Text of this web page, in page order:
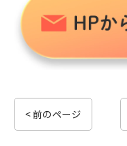
< 前のページ